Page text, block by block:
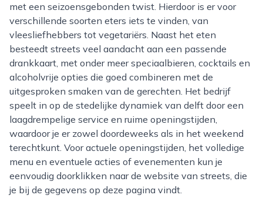
met een seizoensgebonden twist. Hierdoor is er voor
verschillende soorten eters iets te vinden, van
vleesliefhebbers tot vegetariërs. Naast het eten
besteedt streets veel aandacht aan een passende
drankkaart, met onder meer speciaalbieren, cocktails en
alcoholvrije opties die goed combineren met de
uitgesproken smaken van de gerechten. Het bedrijf
speelt in op de stedelijke dynamiek van delft door een
laagdrempelige service en ruime openingstijden,
waardoor je er zowel doordeweeks als in het weekend
terechtkunt. Voor actuele openingstijden, het volledige
menu en eventuele acties of evenementen kun je
eenvoudig doorklikken naar de website van streets, die
je bij de gegevens op deze pagina vindt.